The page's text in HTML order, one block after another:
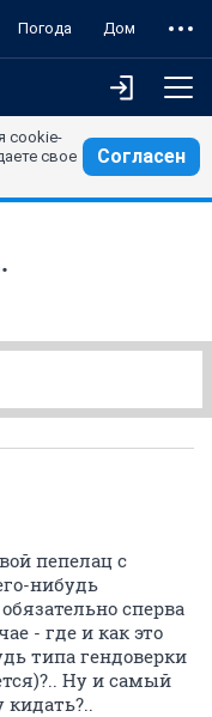
Погода Дом
cookie-
свое
Согласен
пепелац с
нибудь
сперва
- где и как это
типа гендоверки
Ну и самый
кидать?..